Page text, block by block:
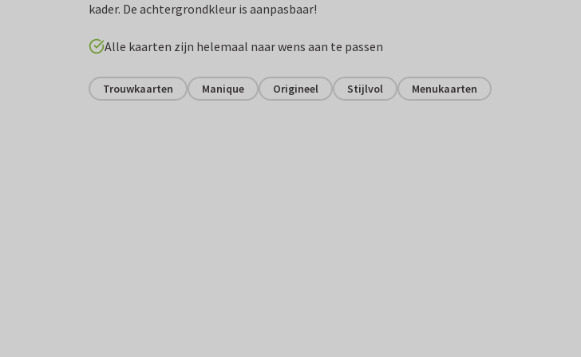
kader. De achtergrondkleur is aanpasbaar!
Alle kaarten zijn helemaal naar wens aan te passen
Trouwkaarten Manique Origineel Stijlvol Menukaarten